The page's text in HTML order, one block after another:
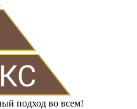
подход во всем!